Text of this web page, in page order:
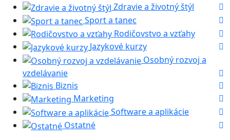
Zdravie a životný štýl
Sport a tanec
Rodičovstvo a vzťahy
Jazykové kurzy
Osobný rozvoj a
vzdelávanie
Biznis
Marketing
Software a aplikácie
Ostatné